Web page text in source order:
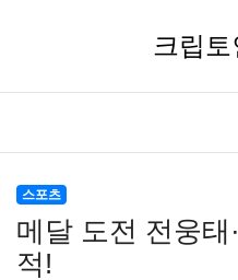
크립
스포츠
메달 도전 전웅태
적!